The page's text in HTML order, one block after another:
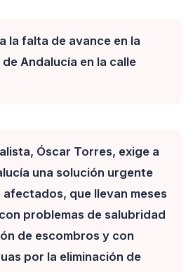
la falta de avance en la
Andalucía en la calle
Óscar Torres, exige a
una solución urgente
que llevan meses
problemas de salubridad
de escombros y con
por la eliminación de